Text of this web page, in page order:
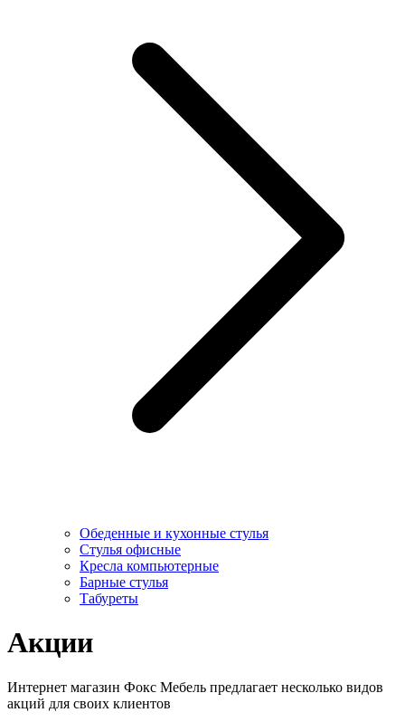
Обеденные и кухонные стулья
Стулья офисные
Кресла компьютерные
Барные стулья
Табуреты
Акции
Интернет магазин Фокс Мебель предлагает несколько видов
акций для своих клиентов